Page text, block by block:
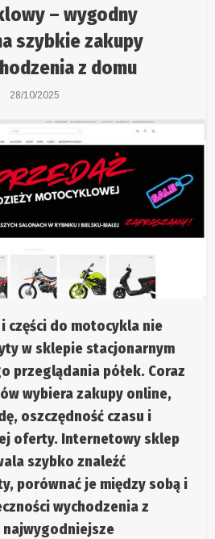
– wygodny
szybkie zakupy
z domu
28/10/2025
części do motocykla nie
w sklepie stacjonarnym
przeglądania półek. Coraz
wybiera zakupy online,
oszczędność czasu i
oferty. Internetowy sklep
szybko znaleźć
porównać je między sobą i
wychodzenia z
najwygodniejsze